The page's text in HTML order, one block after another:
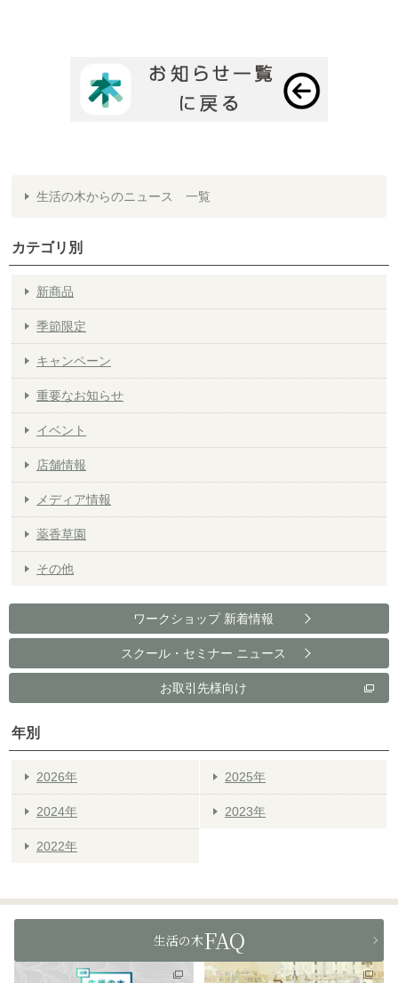
生活の木からのニュース 一覧
カテゴリ別
新商品
季節限定
キャンペーン
重要なお知らせ
イベント
店舗情報
メディア情報
薬香草園
その他
ワークショップ 新着情報
スクール・セミナー ニュース
お取引先様向け
年別
2026年 2025年
2024年 2023年
2022年
生活の木FAQ